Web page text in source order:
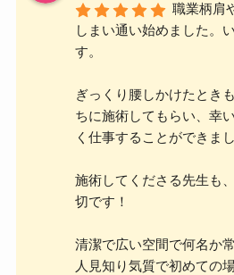
職業柄肩
しまい通い始めました。
す。
ぎっくり腰しかけたとき
ちに施術してもらい、幸
く仕事することができまし
施術してくださる先生も
切です！
清潔で広い空間で何名か
人見知り気質で初めての